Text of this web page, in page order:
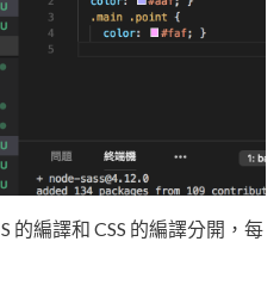
的編譯和 CSS 的編譯分開，每